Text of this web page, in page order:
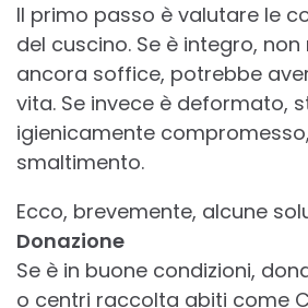
Il primo passo è valutare le
del cuscino. Se è integro,
ancora soffice, potrebbe
vita. Se invece è deformato,
igienicamente
smaltimento.
Ecco, brevemente, alcune
Donazione
Se è in buone condizioni,
o centri raccolta abiti come